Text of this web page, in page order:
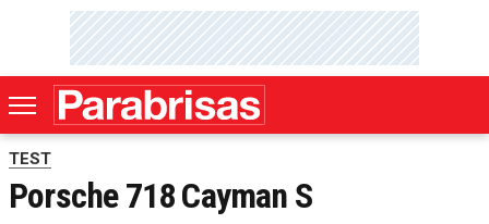
TEST
Porsche 718 Cayman S